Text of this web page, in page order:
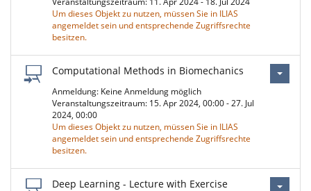
Um dieses Objekt zu nutzen, müssen Sie in ILIAS
angemeldet sein und entsprechende Zugriffsrechte
besitzen.
Computational Methods in Biomechanics
Anmeldung: Keine Anmeldung möglich
Veranstaltungszeitraum: 15. Apr 2024, 00:00 - 27. Jul
2024, 00:00
Um dieses Objekt zu nutzen, müssen Sie in ILIAS
angemeldet sein und entsprechende Zugriffsrechte
besitzen.
Deep Learning - Lecture with Exercise